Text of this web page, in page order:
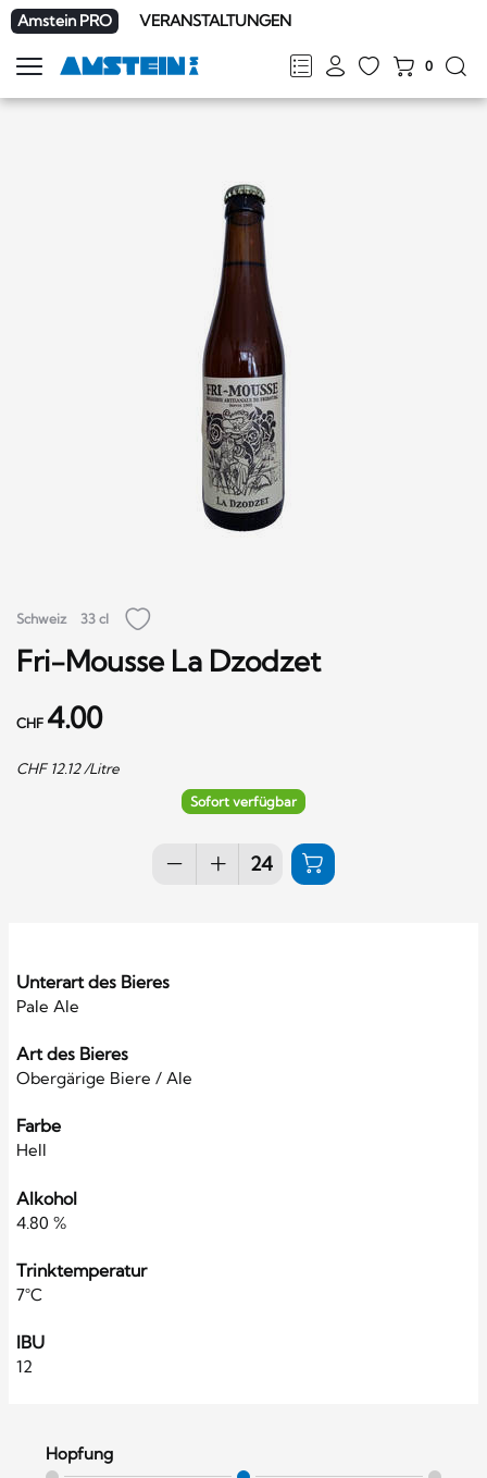
Amstein PRO VERANSTALTUNGEN
FRDEENIT
0
Navigation
zeigen
Schweiz 33 cl
Fri-Mousse La Dzodzet
CHF 4.00
CHF 12.12/Litre
Sofort verfügbar
Unterart des Bieres
Pale Ale
Art des Bieres
Obergärige Biere / Ale
Farbe
Hell
Alkohol
4.80 %
Trinktemperatur
7°C
IBU
12
Hopfung